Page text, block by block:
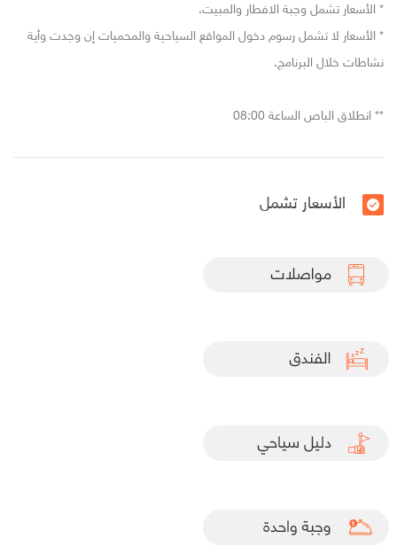
* الأسعار تشمل وجبة الافطار والمبيت.
* الأسعار لا تشمل رسوم دخول المواقع السياحية والمحميات إن وجدت وأية
نشاطات خلال البرنامج.
** انطلاق الباص الساعة 08:00
الأسعار تشمل